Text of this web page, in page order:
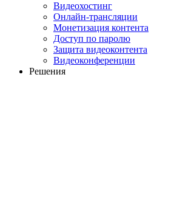
Видеохостинг
Онлайн-трансляции
Монетизация контента
Доступ по паролю
Защита видеоконтента
Видеоконференции
Решения